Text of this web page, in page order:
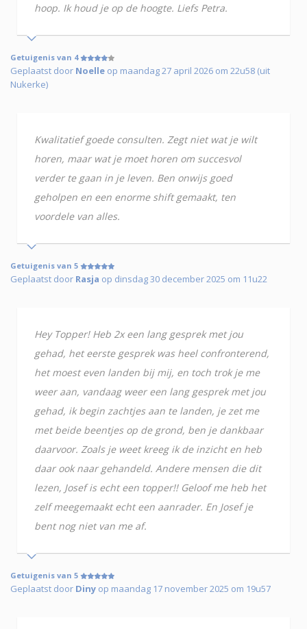
hoop. Ik houd je op de hoogte. Liefs Petra.
Getuigenis van 4
Geplaatst door Noelle op maandag 27 april 2026 om 22u58 (uit
Nukerke)
Kwalitatief goede consulten. Zegt niet wat je wilt
horen, maar wat je moet horen om succesvol
verder te gaan in je leven. Ben onwijs goed
geholpen en een enorme shift gemaakt, ten
voordele van alles.
Getuigenis van 5
Geplaatst door Rasja op dinsdag 30 december 2025 om 11u22
Hey Topper! Heb 2x een lang gesprek met jou
gehad, het eerste gesprek was heel confronterend,
het moest even landen bij mij, en toch trok je me
weer aan, vandaag weer een lang gesprek met jou
gehad, ik begin zachtjes aan te landen, je zet me
met beide beentjes op de grond, ben je dankbaar
daarvoor. Zoals je weet kreeg ik de inzicht en heb
daar ook naar gehandeld. Andere mensen die dit
lezen, Josef is echt een topper!! Geloof me heb het
zelf meegemaakt echt een aanrader. En Josef je
bent nog niet van me af.
Getuigenis van 5
Geplaatst door Diny op maandag 17 november 2025 om 19u57